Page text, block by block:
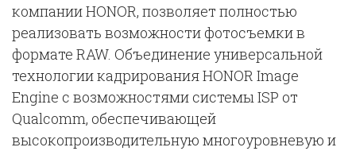
компании HONOR, позволяет полностью
реализовать возможности фотосъемки в
формате RAW. Объединение универсальной
технологии кадрирования HONOR Image
Engine с возможностями системы ISP от
Qualcomm, обеспечивающей
высокопроизводительную многоуровневую и